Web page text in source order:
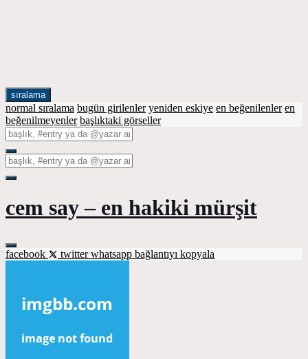
sıralama
normal sıralama bugün girilenler yeniden eskiye en beğenilenler en
beğenilmeyenler başlıktaki görseller
cem say – en hakiki mürşit
facebook twitterwhatsapp bağlantıyı kopyala